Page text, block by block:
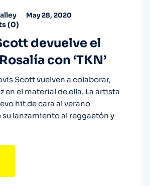
May 28, 2020
(0)
devuelve el
con ‘TKN’
Scott vuelven a colaborar,
en el material de ella. La artista
hit de cara al verano
lanzamiento al reggaetón y